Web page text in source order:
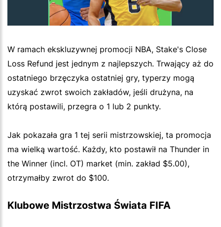
W ramach ekskluzywnej promocji NBA, Stake's Close
Loss Refund jest jednym z najlepszych. Trwający aż do
ostatniego brzęczyka ostatniej gry, typerzy mogą
uzyskać zwrot swoich zakładów, jeśli drużyna, na
którą postawili, przegra o 1 lub 2 punkty.
Jak pokazała gra 1 tej serii mistrzowskiej, ta promocja
ma wielką wartość. Każdy, kto postawił na Thunder in
the Winner (incl. OT) market (min. zakład $5.00),
otrzymałby zwrot do $100.
Klubowe Mistrzostwa Świata FIFA